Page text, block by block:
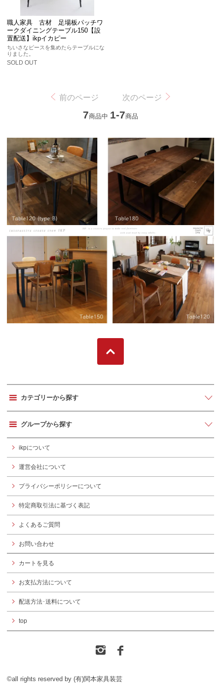
職人家具 古材 足場板パッチワ
ークダイニングテーブル150【設
置配送】ikpイカピー
ちいさなピースを集めたらテーブルにな
りました。
SOLD OUT
前のページ 次のページ
7商品中 1-7商品
カテゴリーから探す
グループから探す
ikpについて
運営会社について
プライバシーポリシーについて
特定商取引法に基づく表記
よくあるご質問
お問い合わせ
カートを見る
お支払方法について
配送方法･送料について
top
©all rights reserved by (有)関本家具装芸